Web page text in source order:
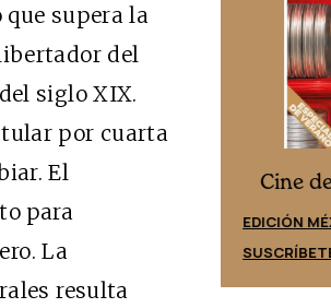
supera la
del
siglo XIX.
por cuarta
El
para
La
resulta
los márgenes Cine
EDICIÓN